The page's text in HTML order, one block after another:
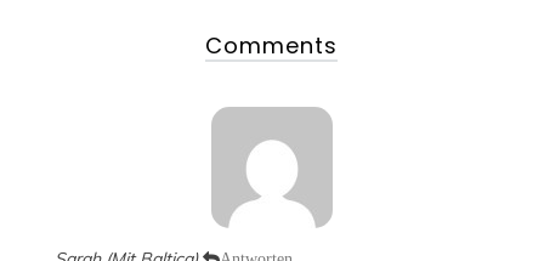
Comments